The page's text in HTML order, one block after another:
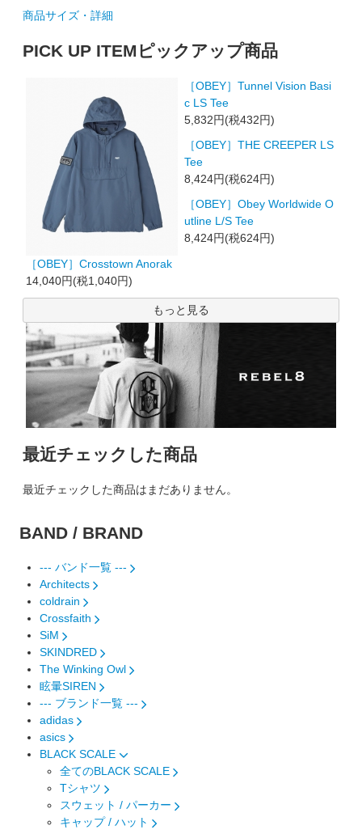
商品サイズ・詳細
PICK UP ITEM ピックアップ商品
［OBEY］Crosstown Anorak
14,040円(税1,040円)
［OBEY］Tunnel Vision Basi
c LS Tee
5,832円(税432円)
［OBEY］THE CREEPER LS
Tee
8,424円(税624円)
［OBEY］Obey Worldwide O
utline L/S Tee
8,424円(税624円)
もっと見る
最近チェックした商品
最近チェックした商品はまだありません。
BAND / BRAND
--- バンド一覧 ---
Architects
coldrain
Crossfaith
SiM
SKINDRED
The Winking Owl
眩暈SIREN
--- ブランド一覧 ---
adidas
asics
BLACK SCALE
全てのBLACK SCALE
Tシャツ
スウェット / パーカー
キャップ / ハット